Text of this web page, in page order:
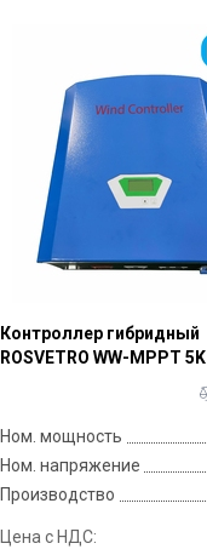
Контроллер гибридный
ROSVETRO WW-MPPT 5K
Ном. мощность
Ном. напряжение
Производство
Цена с НДС: